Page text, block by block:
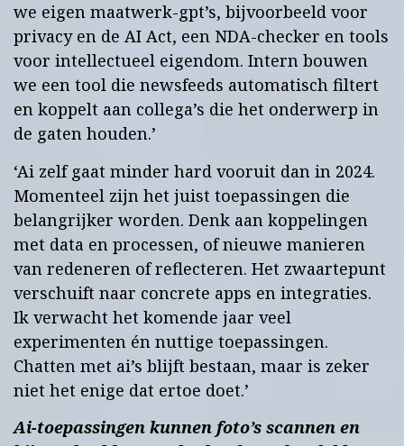
we eigen maatwerk-gpt’s, bijvoorbeeld voor
privacy en de AI Act, een NDA-checker en tools
voor intellectueel eigendom. Intern bouwen
we een tool die newsfeeds automatisch filtert
en koppelt aan collega’s die het onderwerp in
de gaten houden.’
‘Ai zelf gaat minder hard vooruit dan in 2024.
Momenteel zijn het juist toepassingen die
belangrijker worden. Denk aan koppelingen
met data en processen, of nieuwe manieren
van redeneren of reflecteren. Het zwaartepunt
verschuift naar concrete apps en integraties.
Ik verwacht het komende jaar veel
experimenten én nuttige toepassingen.
Chatten met ai’s blijft bestaan, maar is zeker
niet het enige dat ertoe doet.’
Ai-toepassingen kunnen foto’s scannen en